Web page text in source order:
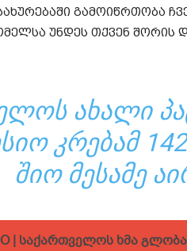
გამოიწრთობა
უნდეს თქვენ შორის
ᲐᲮᲐᲚᲘ
ᲙᲠᲔᲑᲐᲛ
ᲨᲘᲝ ᲛᲔᲡᲐᲛᲔ
| საქართველოს ხმა